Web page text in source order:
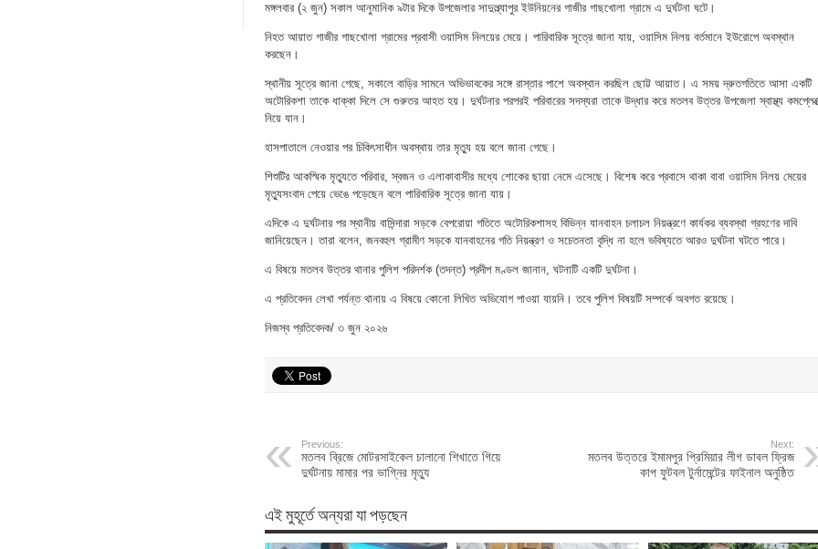
মঙ্গলবার (২ জুন) সকাল আনুমানিক ৯টার দিকে উপজেলার সাদুল্ল্যাপুর ইউনিয়নের গাজীর গাছখোলা গ্রামে এ দুর্ঘটনা ঘটে।
নিহত আয়াত গাজীর গাছখোলা গ্রামের প্রবাসী ওয়াসিম নিলয়ের মেয়ে। পারিবারিক সূত্রে জানা যায়, ওয়াসিম নিলয় বর্তমানে ইউরোপে অবস্থান
করছেন।
স্থানীয় সূত্রে জানা গেছে, সকালে বাড়ির সামনে অভিভাবকের সঙ্গে রাস্তার পাশে অবস্থান করছিল ছোট্ট আয়াত। এ সময় দ্রুতগতিতে আসা একটি
অটোরিকশা তাকে ধাক্কা দিলে সে গুরুতর আহত হয়। দুর্ঘটনার পরপরই পরিবারের সদস্যরা তাকে উদ্ধার করে মতলব উত্তর উপজেলা স্বাস্থ্য
নিয়ে যান।
হাসপাতালে নেওয়ার পর চিকিৎসাধীন অবস্থায় তার মৃত্যু হয় বলে জানা গেছে।
শিশুটির আকস্মিক মৃত্যুতে পরিবার, স্বজন ও এলাকাবাসীর মধ্যে শোকের ছায়া নেমে এসেছে। বিশেষ করে প্রবাসে থাকা বাবা ওয়াসিম নিলয় মেয়ের
মৃত্যুসংবাদ পেয়ে ভেঙে পড়েছেন বলে পারিবারিক সূত্রে জানা যায়।
এদিকে এ দুর্ঘটনার পর স্থানীয় বাসিন্দারা সড়কে বেপরোয়া গতিতে অটোরিকশাসহ বিভিন্ন যানবাহন চলাচল নিয়ন্ত্রণে কার্যকর ব্যবস্থা গ্রহণের দাবি
জানিয়েছেন। তারা বলেন, জনবহুল গ্রামীণ সড়কে যানবাহনের গতি নিয়ন্ত্রণ ও সচেতনতা বৃদ্ধি না হলে ভবিষ্যতে আরও দুর্ঘটনা ঘটতে পারে।
এ বিষয়ে মতলব উত্তর থানার পুলিশ পরিদর্শক (তদন্ত) প্রদীপ মণ্ডল জানান, ঘটনাটি একটি দুর্ঘটনা।
এ প্রতিবেদন লেখা পর্যন্ত থানায় এ বিষয়ে কোনো লিখিত অভিযোগ পাওয়া যায়নি। তবে পুলিশ বিষয়টি সম্পর্কে অবগত রয়েছে।
নিজস্ব প্রতিবেদক/ ৩ জুন ২০২৬
Previous:
মতলব ব্রিজে মোটরসাইকেল চালানো শিখাতে গিয়ে
দুর্ঘটনায় মামার পর ভাগ্নির মৃত্যু
Next:
মতলব উত্তরে ইমামপুর প্রিমিয়ার লীগ ডাবল ফ্রিজ
কাপ ফুটবল টুর্নামেন্টের ফাইনাল অনুষ্ঠিত
এই মুহূর্তে অন্যরা যা পড়ছেন